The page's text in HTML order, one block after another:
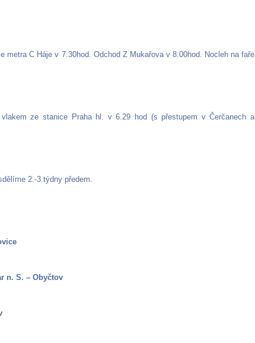
metra C Háje v 7.30hod. Odchod Z Mukařova v 8.00hod. Nocleh na faře
ze stanice Praha hl. v 6.29 hod (s přestupem v Čerčanech a
2.-3.týdny předem.
n. S. – Obyčtov